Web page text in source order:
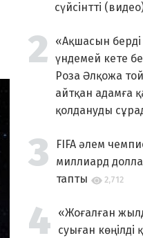
сүйсінтті
«Ақшасын берді
үндемей кете
Роза Әлқожа
айтқан адамға
қолдануды
FIFA әлем
миллиард
тапты
2,712
«Жоғалған
суыған көңілді